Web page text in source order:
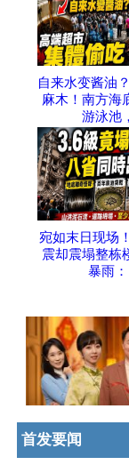
自来水变酱油
麻木！南方海
游泳池，
宛如末日现场
震却震塌整栋
暴雨：
首发要闻